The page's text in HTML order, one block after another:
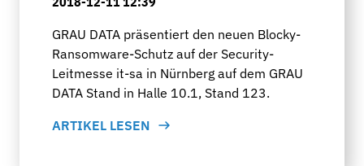
GRAU DATA präsentiert den neuen Blocky-
Ransomware-Schutz auf der Security-
Leitmesse it-sa in Nürnberg auf dem GRAU
DATA Stand in Halle 10.1, Stand 123.
ARTIKEL LESEN